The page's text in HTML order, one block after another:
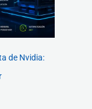
de Nvidia: